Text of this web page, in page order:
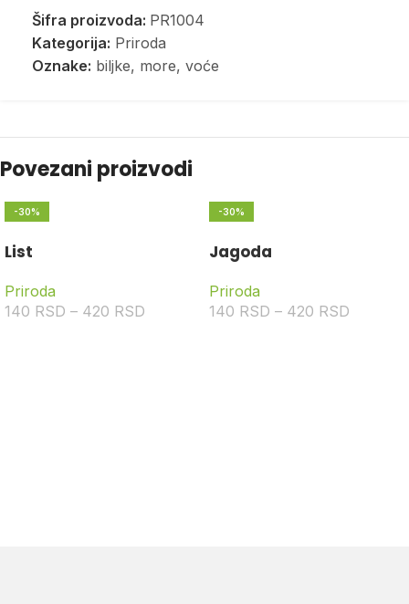
Šifra proizvoda: PR1004
Kategorija: Priroda
Oznake: biljke, more, voće
Povezani proizvodi
-30%
List
Priroda
140 RSD – 420 RSD
-30%
Jagoda
Priroda
140 RSD – 420 RSD